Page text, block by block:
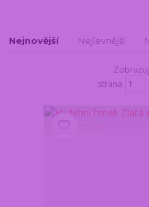
Nejnovější Nejlevnější
strana